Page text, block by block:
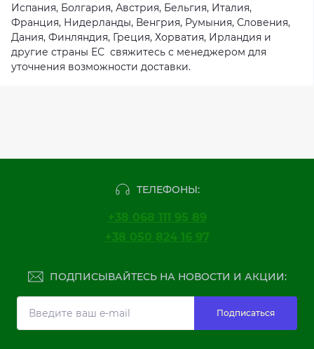
Испания, Болгария, Австрия, Бельгия, Италия,
Франция, Нидерланды, Венгрия, Румыния, Словения,
Дания, Финляндия, Греция, Хорватия, Ирландия и
другие страны ЕС свяжитесь с менеджером для
уточнения возможности доставки.
ТЕЛЕФОНЫ:
+38 068 111 95 89
+38 050 824 16 97
ПОДПИСЫВАЙТЕСЬ НА НОВОСТИ И АКЦИИ:
Подписаться